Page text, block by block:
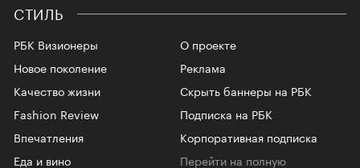
СТИЛЬ
РБК Визионеры
Новое поколение
Качество жизни
Fashion Review
Впечатления
Еда и вино
О проекте
Реклама
Скрыть баннеры на РБК
Подписка на РБК
Корпоративная подписка
Перейти на полную